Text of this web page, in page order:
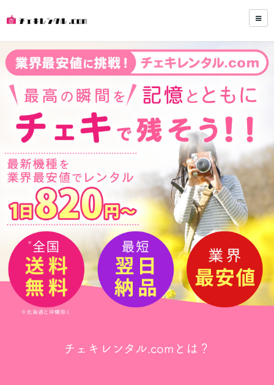
チェキレンタル.comとは？